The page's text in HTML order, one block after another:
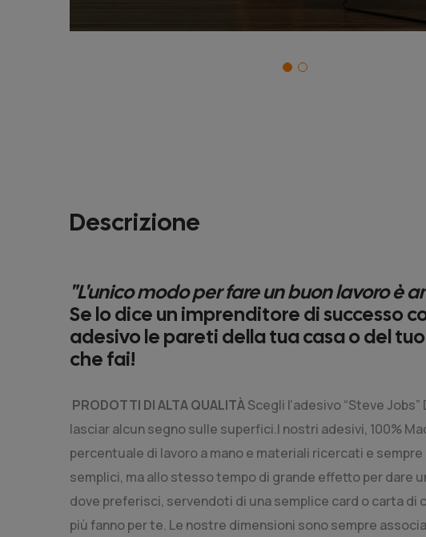
Descrizione
"L'unico modo per fare un buon lavoro è
Se lo dice un imprenditore di successo
adesivo le pareti della tua casa o del
che fai!
PRODOTTI DI ALTA QUALITÀScegli l’adesivo “Steve
lasciar alcun segno sulle superfici.I nostri adesivi, 100%
percentuale di lavoro a mano e materiali ricercati e
semplici, ma allo stesso tempo di grande effetto per dare
dove preferisci, servendoti di una semplice card o carta
più fanno per te. Le nostre dimensioni sono sempre